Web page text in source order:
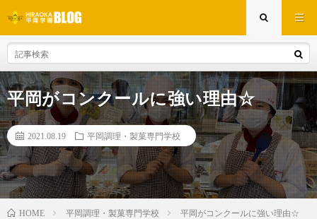
平岡がコンクールに強い理由☆
2021.08.19 平岡調理・製菓専門学校
HOME 平岡調理・製菓専門学校 平岡がコンクールに強い理由☆